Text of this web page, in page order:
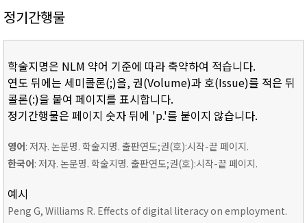
정기간행물
학술지명은 NLM 약어 기준에 따라 축약하여 적습니다.
연도 뒤에는 세미콜론(;)을, 권(Volume)과 호(Issue)를 적은 뒤
콜론(:)을 붙여 페이지를 표시합니다.
정기간행물은 페이지 숫자 뒤에 'p.'를 붙이지 않습니다.
영어: 저자. 논문명. 학술지명. 출판연도;권(호):시작-끝 페이지.
한국어: 저자. 논문명. 학술지명. 출판연도;권(호):시작-끝 페이지.
예시
Peng G, Williams R. Effects of digital literacy on employment.